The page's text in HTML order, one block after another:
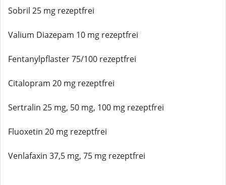
Sobril 25 mg rezeptfrei
Valium Diazepam 10 mg rezeptfrei
Fentanylpflaster 75/100 rezeptfrei
Citalopram 20 mg rezeptfrei
Sertralin 25 mg, 50 mg, 100 mg rezeptfrei
Fluoxetin 20 mg rezeptfrei
Venlafaxin 37,5 mg, 75 mg rezeptfrei